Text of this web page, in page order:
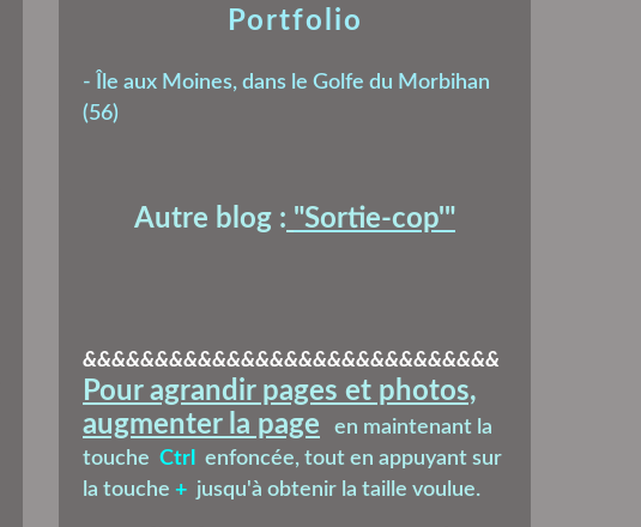
Portfolio
- Île aux Moines, dans le Golfe du Morbihan
(56)
Autre blog : "Sortie-cop'"
&&&&&&&&&&&&&&&&&&&&&&&&&&&&&
Pour agrandir pages et photos,
augmenter la page
en maintenant la
touche Ctrl
enfoncée, tout en appuyant sur
la touche + jusqu'à obtenir la taille voulue.